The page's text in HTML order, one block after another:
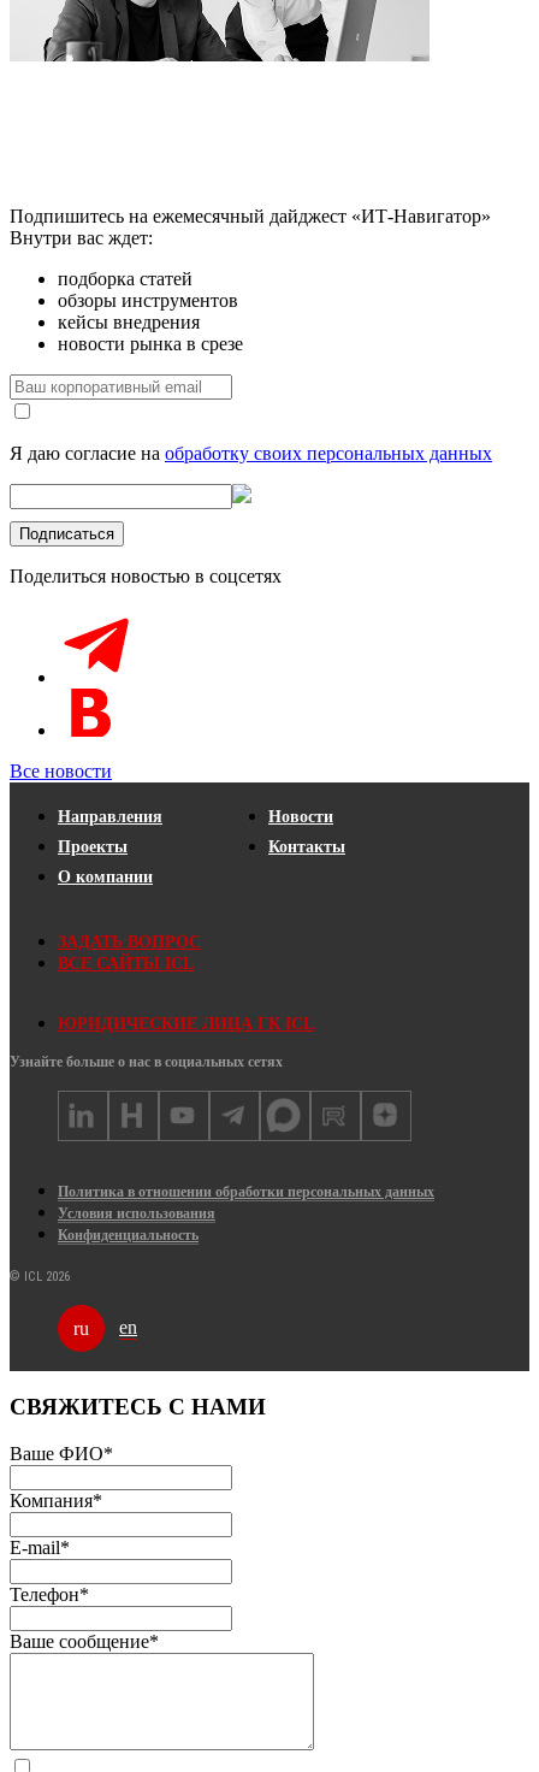
Подпишитесь на ежемесячный дайджест «ИТ-Навигатор»
Внутри вас ждет:
подборка статей
обзоры инструментов
кейсы внедрения
новости рынка в срезе
Я даю согласие на обработку своих персональных данных
Поделиться новостью в соцсетях
Все новости
Направления
Проекты
О компании
Новости
Контакты
ЗАДАТЬ ВОПРОС
ВСЕ САЙТЫ ICL
ЮРИДИЧЕСКИЕ ЛИЦА ГК ICL
Узнайте больше о нас в социальных сетях
Политика в отношении обработки персональных данных
Условия использования
Конфиденциальность
© ICL 2026
ru en
СВЯЖИТЕСЬ С НАМИ
Ваше ФИО*
Компания*
E-mail*
Телефон*
Ваше сообщение*